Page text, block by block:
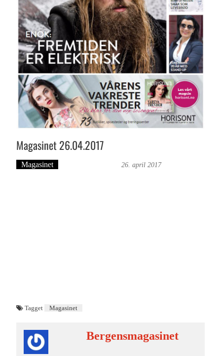
Magasinet 26.04.2017
Magasinet 26. april 2017
Tagget Magasinet
Bergensmagasinet